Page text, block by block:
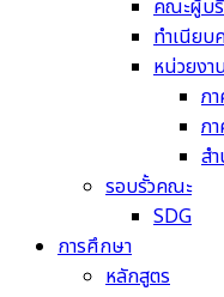
คณะผู้บ
ทำเนีย
หน่วยงา
ภ
ภ
ส
รอบรั้วคณะ
SDG
การศึกษา
หลักสูตร